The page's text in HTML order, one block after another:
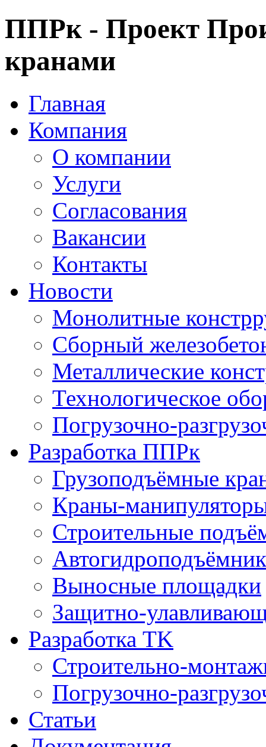
ППРк - Проект
кранами
Главная
Компания
О компании
Услуги
Согласования
Вакансии
Контакты
Новости
Монолитные
Сборный
Металлические
Технологическое
Погрузочно-
Разработка ППРк
Грузоподъёмные
Краны-
Строительные
Выносные площадки
Защитно-
Разработка TK
Строительно-
Погрузочно-
Статьи